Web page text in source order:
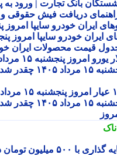
بانک تجارت | ورود به
دریافت فیش حقوقی و
قیمت محصولات ایران خودرو
یورو امروز پنجشنبه ۱۵
عیار امروز پنجشنبه ۱۵